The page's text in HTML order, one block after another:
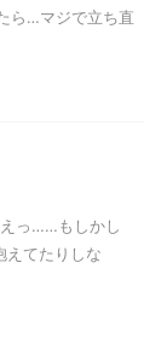
ら…マジで立ち直
えっ……もしかし
てたりしな